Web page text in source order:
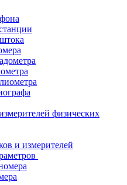
физических
и измерителей